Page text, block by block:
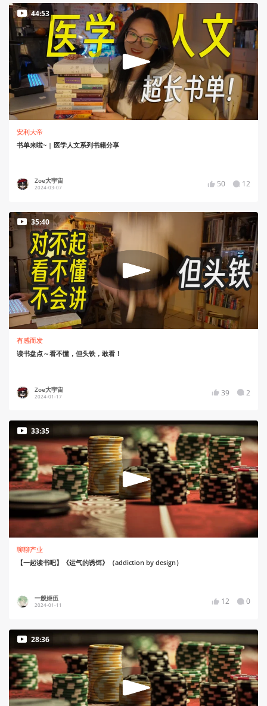
44:53
安利大帝
书单来啦~ | 医学人文系列书籍分享
Zoe大宇宙
2024-03-07 50 12
35:40
有感而发
读书盘点～看不懂，但头铁，敢看！
Zoe大宇宙
2024-01-17 39 2
33:35
聊聊产业
【一起读书吧】《运气的诱饵》（addiction by design）
一般姬伍
2024-01-11 12 0
28:36